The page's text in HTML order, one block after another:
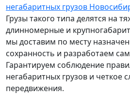
негабаритных грузов
Грузы такого типа делятся на
длинномерные и
мы доставим по месту
сохранность и разработаем
Гарантируем соблюдение
негабаритных грузов и четкое
передвижения.